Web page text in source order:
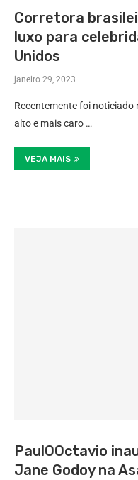
Corretora
luxo para
Unidos
janeiro 29, 2023
Recentemente foi noticiado
alto e mais caro …
VEJA MAIS
PaulOOctavio
Jane Godoy na